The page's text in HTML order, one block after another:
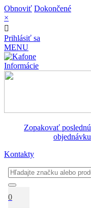
Obnoviť Dokončené
×
Prihlásiť sa
MENU
Informácie
Zopakovať poslednú
objednávku
Kontakty
0